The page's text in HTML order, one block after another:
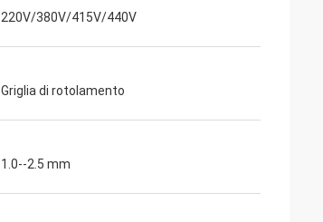
220V/380V/415V/440V
Griglia di rotolamento
1.0--2.5 mm